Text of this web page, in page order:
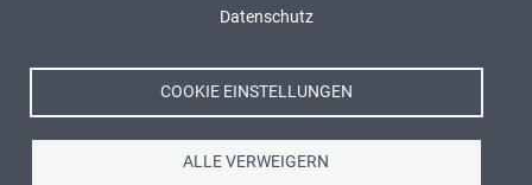
Impressum
Datenschutz
COOKIE EINSTELLUNGEN
ALLE VERWEIGERN